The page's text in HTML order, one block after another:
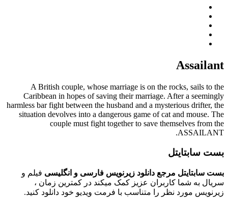
Assailant
A British couple, whose marriage is on the rocks, sails to the
Caribbean in hopes of saving their marriage. After a seemingly
harmless bar fight between the husband and a mysterious drifter, the
situation devolves into a dangerous game of cat and mouse. The
couple must fight together to save themselves from the
ASSAILANT.
بست سابتایتل
بست سابتایتل مرجع دانلود زیرنویس فارسی و انگلیسی فیلم و
سریال به شما کاربران عزیز کمک میکند در کمترین زمان ،
زیرنویس مورد نظر را متناسب با فرمت ویدیو خود دانلود کنید.